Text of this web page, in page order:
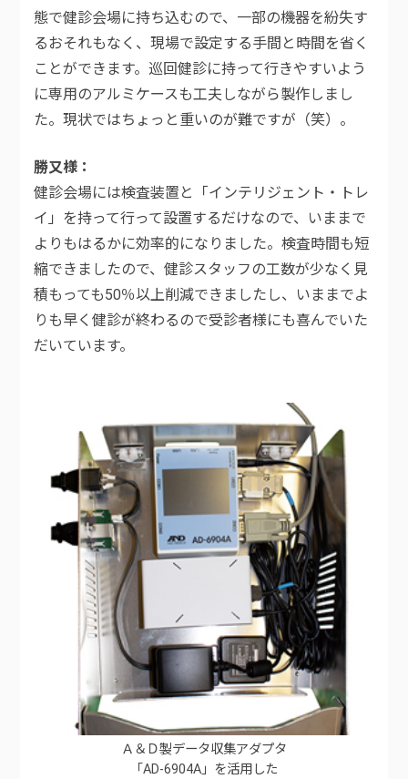
態で健診会場に持ち込むので、一部の機器を紛失す
るおそれもなく、現場で設定する手間と時間を省く
ことができます。巡回健診に持って行きやすいよう
に専用のアルミケースも工夫しながら製作しまし
た。現状ではちょっと重いのが難ですが（笑）。
勝又様
健診会場には検査装置と「インテリジェント・トレ
イ」を持って行って設置するだけなので、いままで
よりもはるかに効率的になりました。検査時間も短
縮できましたので、健診スタッフの工数が少なく見
積もっても50％以上削減できましたし、いままでよ
りも早く健診が終わるので受診者様にも喜んでいた
だいています。
Ａ＆Ｄ製データ収集アダプタ
「AD-6904A」を活用した